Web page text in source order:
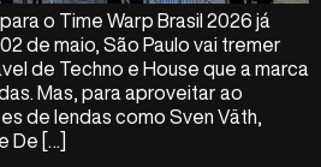
o Time Warp Brasil 2026 já
de maio, São Paulo vai tremer
de Techno e House que a marca
Mas, para aproveitar ao
de lendas como Sven Väth,
De […]